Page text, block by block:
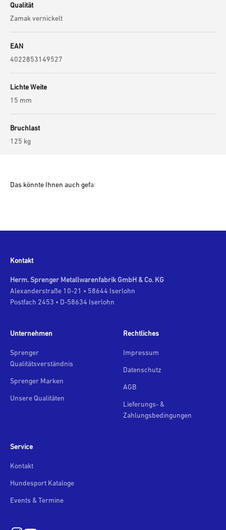
Qualität
Zamak vernickelt
EAN
4022853149527
Lichte Weite
15 mm
Bruchlast
125 kg
Kontakt
Herm. Sprenger Metallwarenfabrik GmbH & Co. KG
Alexanderstraße 10-21 • 58644 Iserlohn
Postfach 2453 • D-58634 Iserlohn
Unternehmen
Sprenger
Qualitätsverständnis
Sprenger Marken
Unsere Qualitäten
Rechtliches
Impressum
Datenschutz
AGB
Lieferungs- &
Zahlungsbedingungen
Service
Kontakt
Hundesport Kataloge
Events & Termine